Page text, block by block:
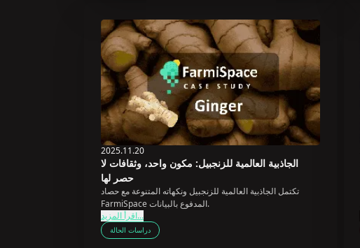
2025.11.20
الجاذبية العالمية للزنجبيل: مكون واحد، وثقافات لا
حصر لها
تكتمل الجاذبية العالمية للزنجبيل ونكهاته المتنوعة مع حصاد
FarmiSpace المدفوع بالبيانات.
اقرأ المزيد...
دراسات الحالة